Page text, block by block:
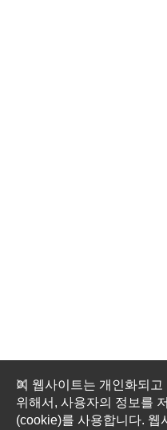
이 웹사이트는 개인화되
위해서, 사용자의 정보를
(cookie)를 사용합니다. 웹